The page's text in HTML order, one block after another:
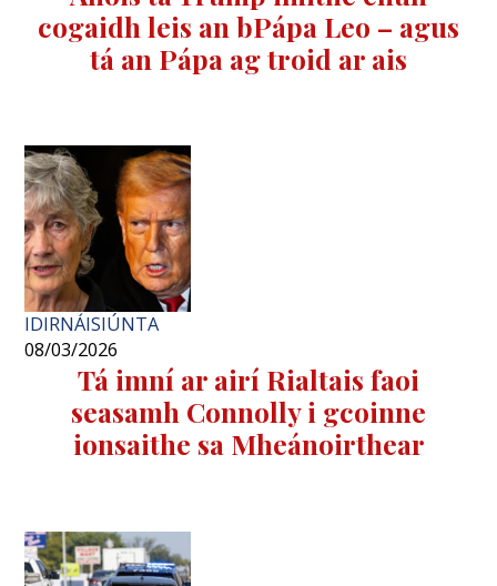
cogaidh leis an bPápa Leo – agus
tá an Pápa ag troid ar ais
IDIRNÁISIÚNTA
08/03/2026
Tá imní ar airí Rialtais faoi
seasamh Connolly i gcoinne
ionsaithe sa Mheánoirthear